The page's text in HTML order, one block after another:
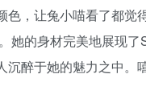
色，让兔小喵看了都觉
她的身材完美地展现了
沉醉于她的魅力之中。